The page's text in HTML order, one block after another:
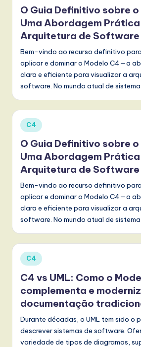
O Guia Definitivo sobre
Uma Abordagem
Arquitetura de Software
Bem-vindo ao recurso definitivo
aplicar e dominar o Modelo C4—a
clara e eficiente para visualizar a
software. No mundo atual de
Posted
in
C4
O Guia Definitivo sobre
Uma Abordagem
Arquitetura de Software
Bem-vindo ao recurso definitivo
aplicar e dominar o Modelo C4—a
clara e eficiente para visualizar a
software. No mundo atual de
Posted
in
C4
C4 vs UML: Como o
complementa e
documentação
Durante décadas, o UML tem sido o
descrever sistemas de software.
variedade de tipos de diagramas,